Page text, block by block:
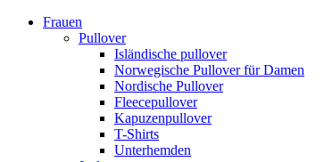
Frauen
Pullover
Isländische pullover
Norwegische Pullover für Damen
Nordische Pullover
Fleecepullover
Kapuzenpullover
T-Shirts
Unterhemden